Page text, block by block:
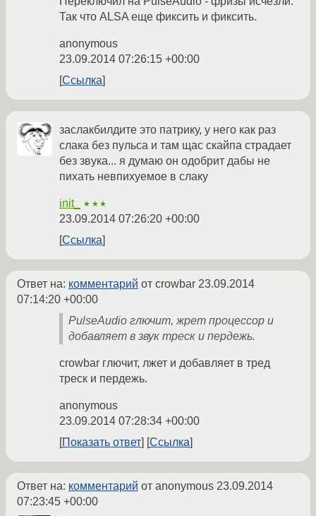
Так что ALSA еще фиксить и фиксить.
anonymous
23.09.2014 07:26:15 +00:00
Ссылка
заслакбилдите это патрику, у него как раз
слака без пульса и там щас скайпа страдает
без звука... я думаю он одобрит дабы не
пихать невпихуемое в слаку
init_ ★★★
23.09.2014 07:26:20 +00:00
Ссылка
Ответ на: комментарий от crowbar 23.09.2014
07:14:20 +00:00
PulseAudio глючит, жрет процессор и
добавляет в звук треск и пердежь.
crowbar глючит, лжет и добавляет в тред
треск и пердежь.
anonymous
23.09.2014 07:28:34 +00:00
Показать ответ
Ссылка
Ответ на: комментарий от anonymous 23.09.2014
07:23:45 +00:00